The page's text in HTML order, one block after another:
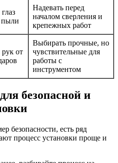
пыли
Надевать перед
началом сверления и
крепежных работ
от
Выбирать прочные, но
чувствительные для
работы с
инструментом
безопасной и
безопасности, есть ряд
процесс установки проще и